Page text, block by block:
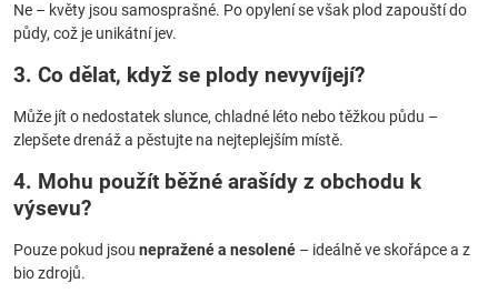
Ne – květy jsou samosprašné. Po opylení se však plod zapouští do
půdy, což je unikátní jev.
3. Co dělat, když se plody nevyvíjejí?
Může jít o nedostatek slunce, chladné léto nebo těžkou půdu –
zlepšete drenáž a pěstujte na nejteplejším místě.
4. Mohu použít běžné arašídy z obchodu k
výsevu?
Pouze pokud jsou nepražené a nesolené – ideálně ve skořápce a z
bio zdrojů.